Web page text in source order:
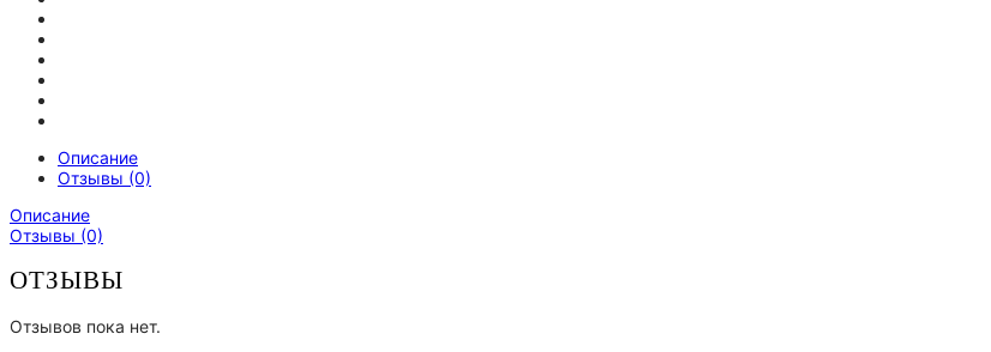
Описание
Отзывы (0)
Описание
Отзывы (0)
ОТЗЫВЫ
Отзывов пока нет.